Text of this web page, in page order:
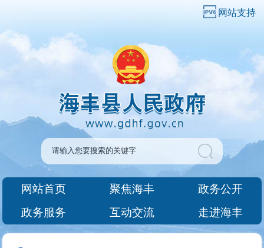
网站支持
网站首页 聚焦海丰
政务公开
政务服务
互动交流 走进海丰